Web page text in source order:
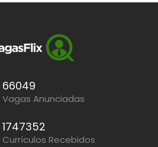
66049
Vagas Anunciadas
1747352
Currículos Recebidos